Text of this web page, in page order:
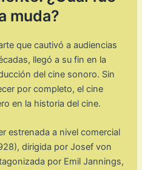
muda?
que cautivó a audiencias
llegó a su fin en la
del cine sonoro. Sin
por completo, el cine
en la historia del cine.
estrenada a nivel comercial
dirigida por Josef von
por Emil Jannings,